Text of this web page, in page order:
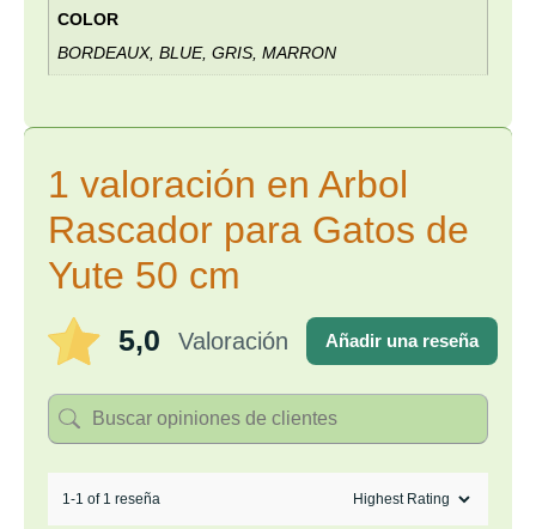
COLOR
BORDEAUX, BLUE, GRIS, MARRON
1 valoración en Arbol
Rascador para Gatos de
Yute 50 cm
5,0 Valoración Añadir una reseña
1-1 of 1 reseña